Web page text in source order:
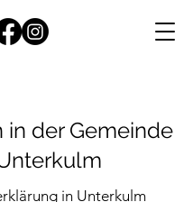
in der Gemeinde
in Unterkulm